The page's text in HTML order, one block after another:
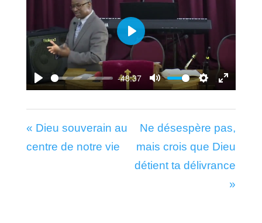
Play
-48:37
Mute Settings
Enter
Play
« Dieu souverain au
centre de notre vie
Ne désespère pas,
mais crois que Dieu
détient ta délivrance
»